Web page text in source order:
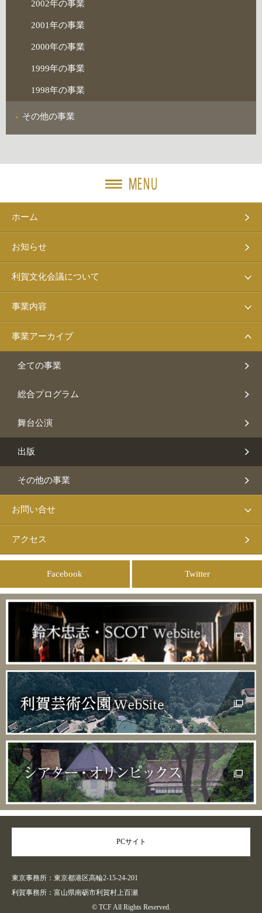
2002年の事業
2001年の事業
2000年の事業
1999年の事業
1998年の事業
その他の事業
ホーム
お知らせ
利賀文化会議について
事業内容
事業アーカイブ
全ての事業
総合プログラム
舞台公演
出版
その他の事業
お問い合せ
アクセス
Facebook Twitter
PCサイト
東京事務所：東京都港区高輪2-15-24-201
利賀事務所：富山県南砺市利賀村上百瀬
© TCF All Rights Reserved.